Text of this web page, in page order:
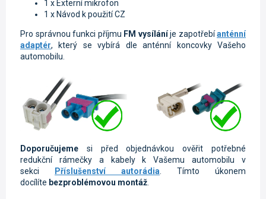
1 x Externí mikrofon
1 x Návod k použití CZ
Pro správnou funkci příjmu FM vysíláníje zapotřebíanténní
adaptér, který se vybírá dle anténní koncovky Vašeho
automobilu.
Doporučujeme
si před objednávkou ověřit potřebné
redukční rámečky a kabely k Vašemu automobilu v
sekci
Příslušenství autorádia . Tímto úkonem
docílíte bezproblémovou montáž